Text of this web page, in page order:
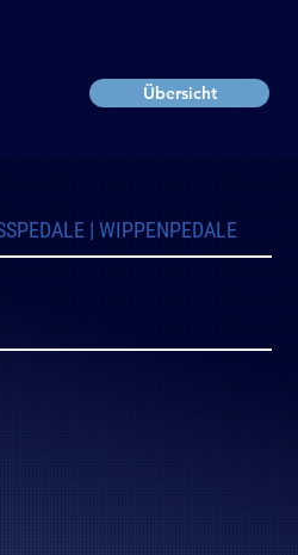
Übersicht
| WIPPENPEDALE